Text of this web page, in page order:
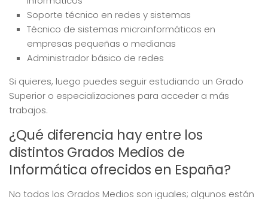
Soporte técnico en redes y sistemas
Técnico de sistemas microinformáticos en
empresas pequeñas o medianas
Administrador básico de redes
Si quieres, luego puedes seguir estudiando un Grado
Superior o especializaciones para acceder a más
trabajos.
¿Qué diferencia hay entre los
distintos Grados Medios de
Informática ofrecidos en España?
No todos los Grados Medios son iguales; algunos están